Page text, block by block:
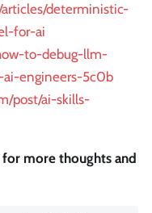
deterministic-
for-ai
to-debug-llm-
engineers-5c0b
post/ai-skills-
more thoughts and